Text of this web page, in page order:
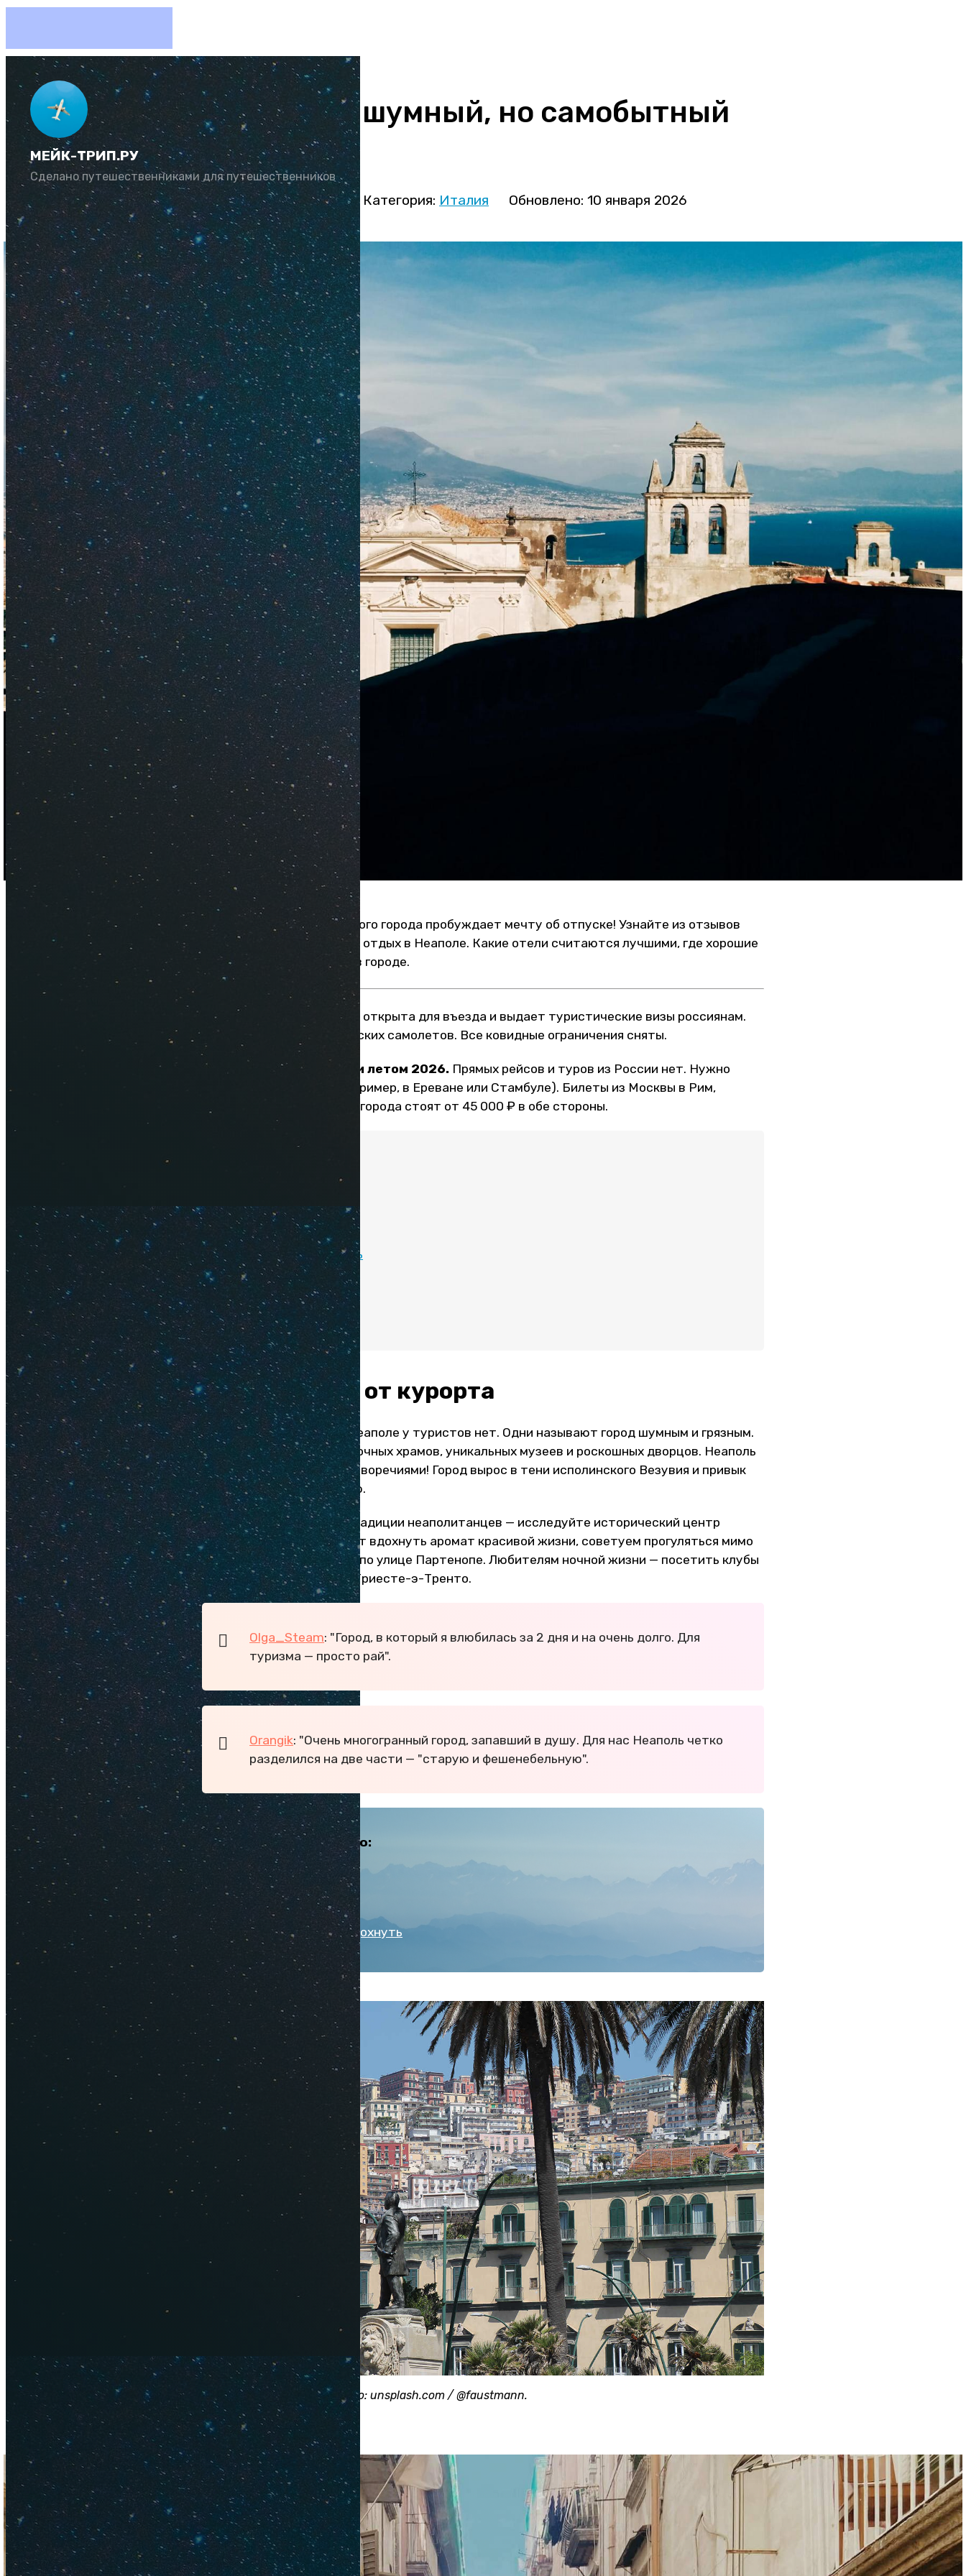
МЕЙК-ТРИП.РУ
Сделано путешественниками для путешественников
Неаполь — шумный, но самобытный
город
Автор:Юлия Козлова Категория: Италия Обновлено: 10 января 2026
Одно название итальянского города пробуждает мечту об отпуске! Узнайте из отзывов
туристов, нравится ли им отдых в Неаполе. Какие отели считаются лучшими, где хорошие
пляжи и что посмотреть в городе.
Условия въезда.
Италия открыта для въезда и выдает туристические визы россиянам.
Небо закрыто для российских самолетов. Все ковидные ограничения сняты.
Цены на отдых в Италии летом 2026. Прямых рейсов и туров из России нет. Нужно
лететь с пересадкой (например, в Ереване или Стамбуле). Билеты из Москвы в Рим,
Венецию, Милан и другие города стоят от 45 000 ₽ в обе стороны.
Лучшие отели
Лучшие пляжи
Что посмотреть
Отдых с детьми
Когда ехать
Стоит ли ехать
Впечатления от курорта
Однозначного мнения о Неаполе у туристов нет. Одни называют город шумным и грязным.
Другие в восторге от барочных храмов, уникальных музеев и роскошных дворцов. Неаполь
привлекает своими противоречиями! Город вырос в тени исполинского Везувия и привык
жить насыщенной жизнью.
Если вы хотите понять традиции неаполитанцев — исследуйте исторический центр
Неаполя. Тем, кто мечтает вдохнуть аромат красивой жизни, советуем прогуляться мимо
презентабельных отелей по улице Партенопе. Любителям ночной жизни — посетить клубы
и дискотеки на площади Триесте-э-Тренто.
Olga_Steam: "Город, в который я влюбилась за 2 дня и на очень долго. Для
туризма — просто рай".
Orangik: "Очень многогранный город, запавший в душу. Для нас Неаполь четко
разделился на две части — "старую и фешенебельную".
Важное про Италию:
Аренда авто
Цены на еду
Что привезти
Как дешево отдохнуть
Район Вомеро, Неаполь Фото: unsplash.com / @faustmann.